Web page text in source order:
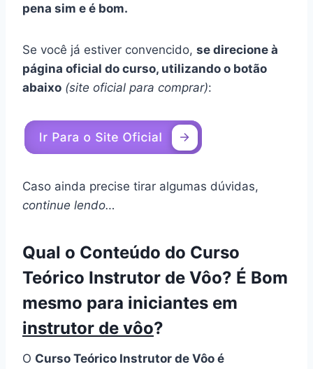
pena sim e é bom.
Se você já estiver convencido, se direcione à
página oficial do curso, utilizando o botão
abaixo (site oficial para comprar):
Caso ainda precise tirar algumas dúvidas,
continue lendo…
Qual o Conteúdo do Curso
Teórico Instrutor de Vôo? É Bom
mesmo para iniciantes em
instrutor de vôo?
O Curso Teórico Instrutor de Vôo é